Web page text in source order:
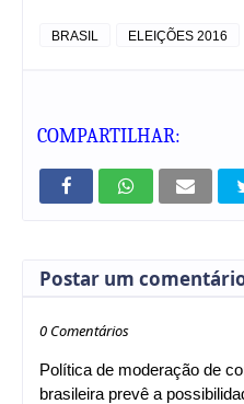
BRASIL ELEIÇÕES 2016
COMPARTILHAR:
Postar um
0 Comentários
Política de moderação de
brasileira prevê a